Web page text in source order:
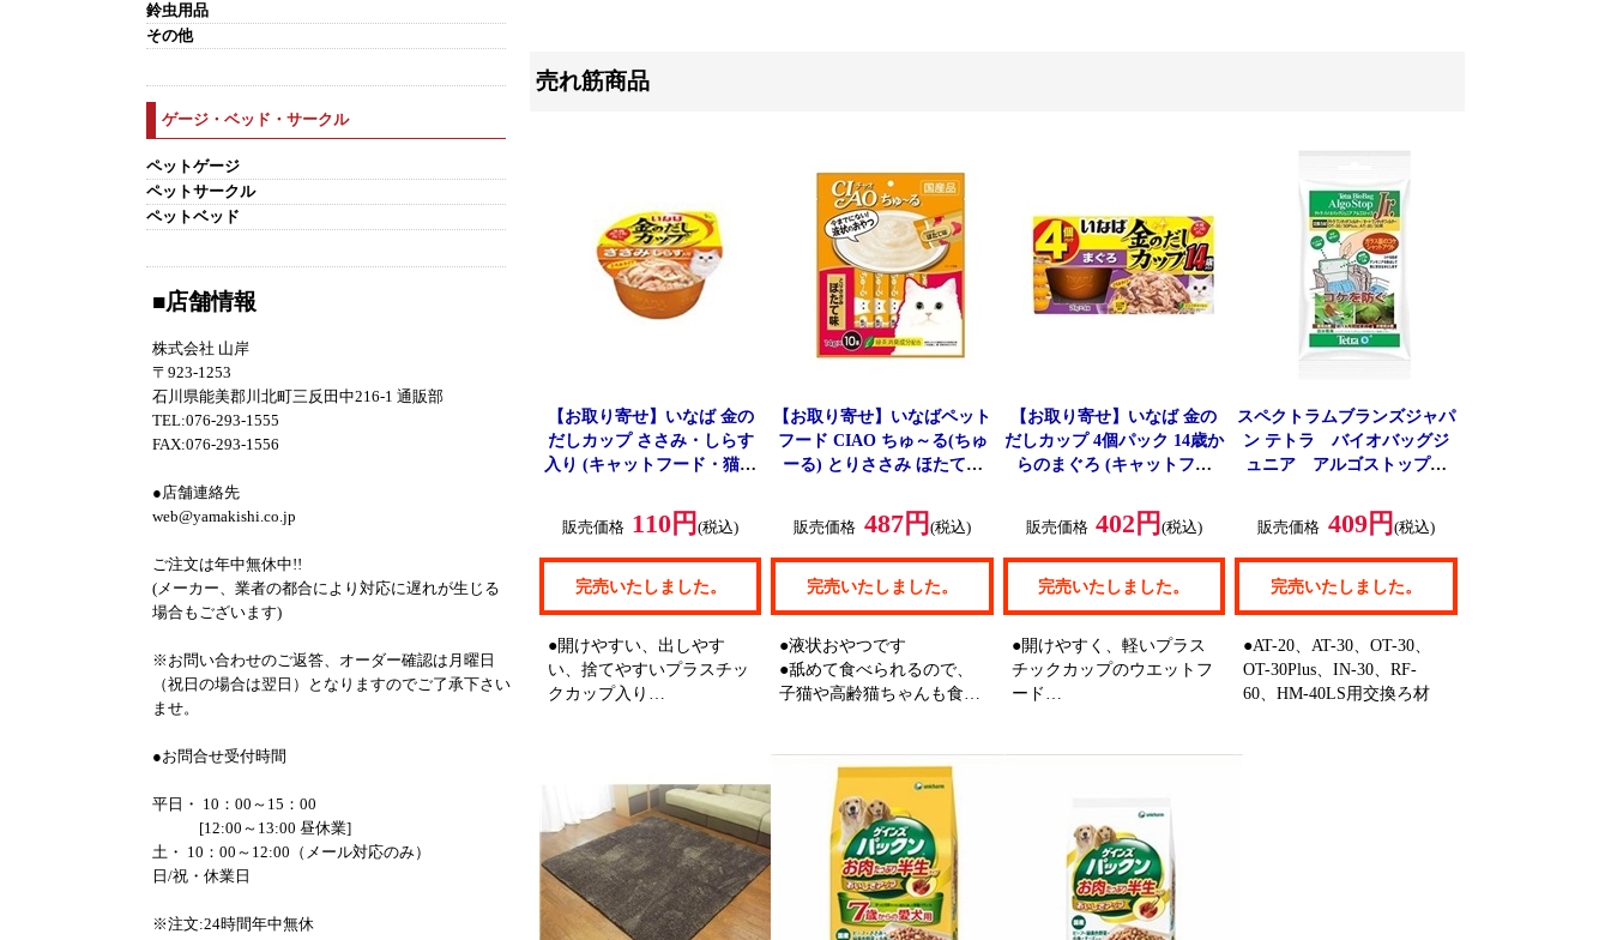
鈴虫用品
その他
ゲージ・ベッド・サークル
ペットゲージ
ペットサークル
ペットベッド
■店舗情報
株式会社 山岸
〒923-1253
石川県能美郡川北町三反田中216-1 通販部
TEL:076-293-1555
FAX:076-293-1556
●店舗連絡先
web@yamakishi.co.jp
ご注文は年中無休中!!
(メーカー、業者の都合により対応に遅れが生じる
場合もございます)
※お問い合わせのご返答、オーダー確認は月曜日
（祝日の場合は翌日）となりますのでご了承下さい
ませ。
●お問合せ受付時間
平日・ 10：00～15：00
[12:00～13:00 昼休業]
土・ 10：00～12:00（メール対応のみ）
日/祝・休業日
※注文:24時間年中無休
売れ筋商品
【お取り寄せ】いなば 金の
だしカップ ささみ・しらす
入り (キャットフード・猫の
販売価格 110円(税込)
完売いたしました。
●開けやすい、出しやす
い、捨てやすいプラスチッ
クカップ入り
【お取り寄せ】いなばペット
フード CIAO ちゅ～る(ちゅ
ーる) とりささみ ほたて味
14g×10本
販売価格 487円 (税込)
完売いたしました。
●液状おやつです
●舐めて食べられるので、
子猫や高齢猫ちゃんも食べ
ゅ～る10本入り
【お取り寄せ】いなば 金の
だしカップ 4個パック 14歳か
らのまぐろ (キャットフー
販売価格 402円(税込)
完売いたしました。
●開けやすく、軽いプラス
チックカップのウエットフ
ード
スペクトラムブランズジャパ
ン テトラ バイオバッグジ
ュニア アルゴストップ
販売価格 409円 (税込)
完売いたしました。
●AT-20、AT-30、OT-30、
OT-30Plus、IN-30、RF-
60、HM-40LS用交換ろ材